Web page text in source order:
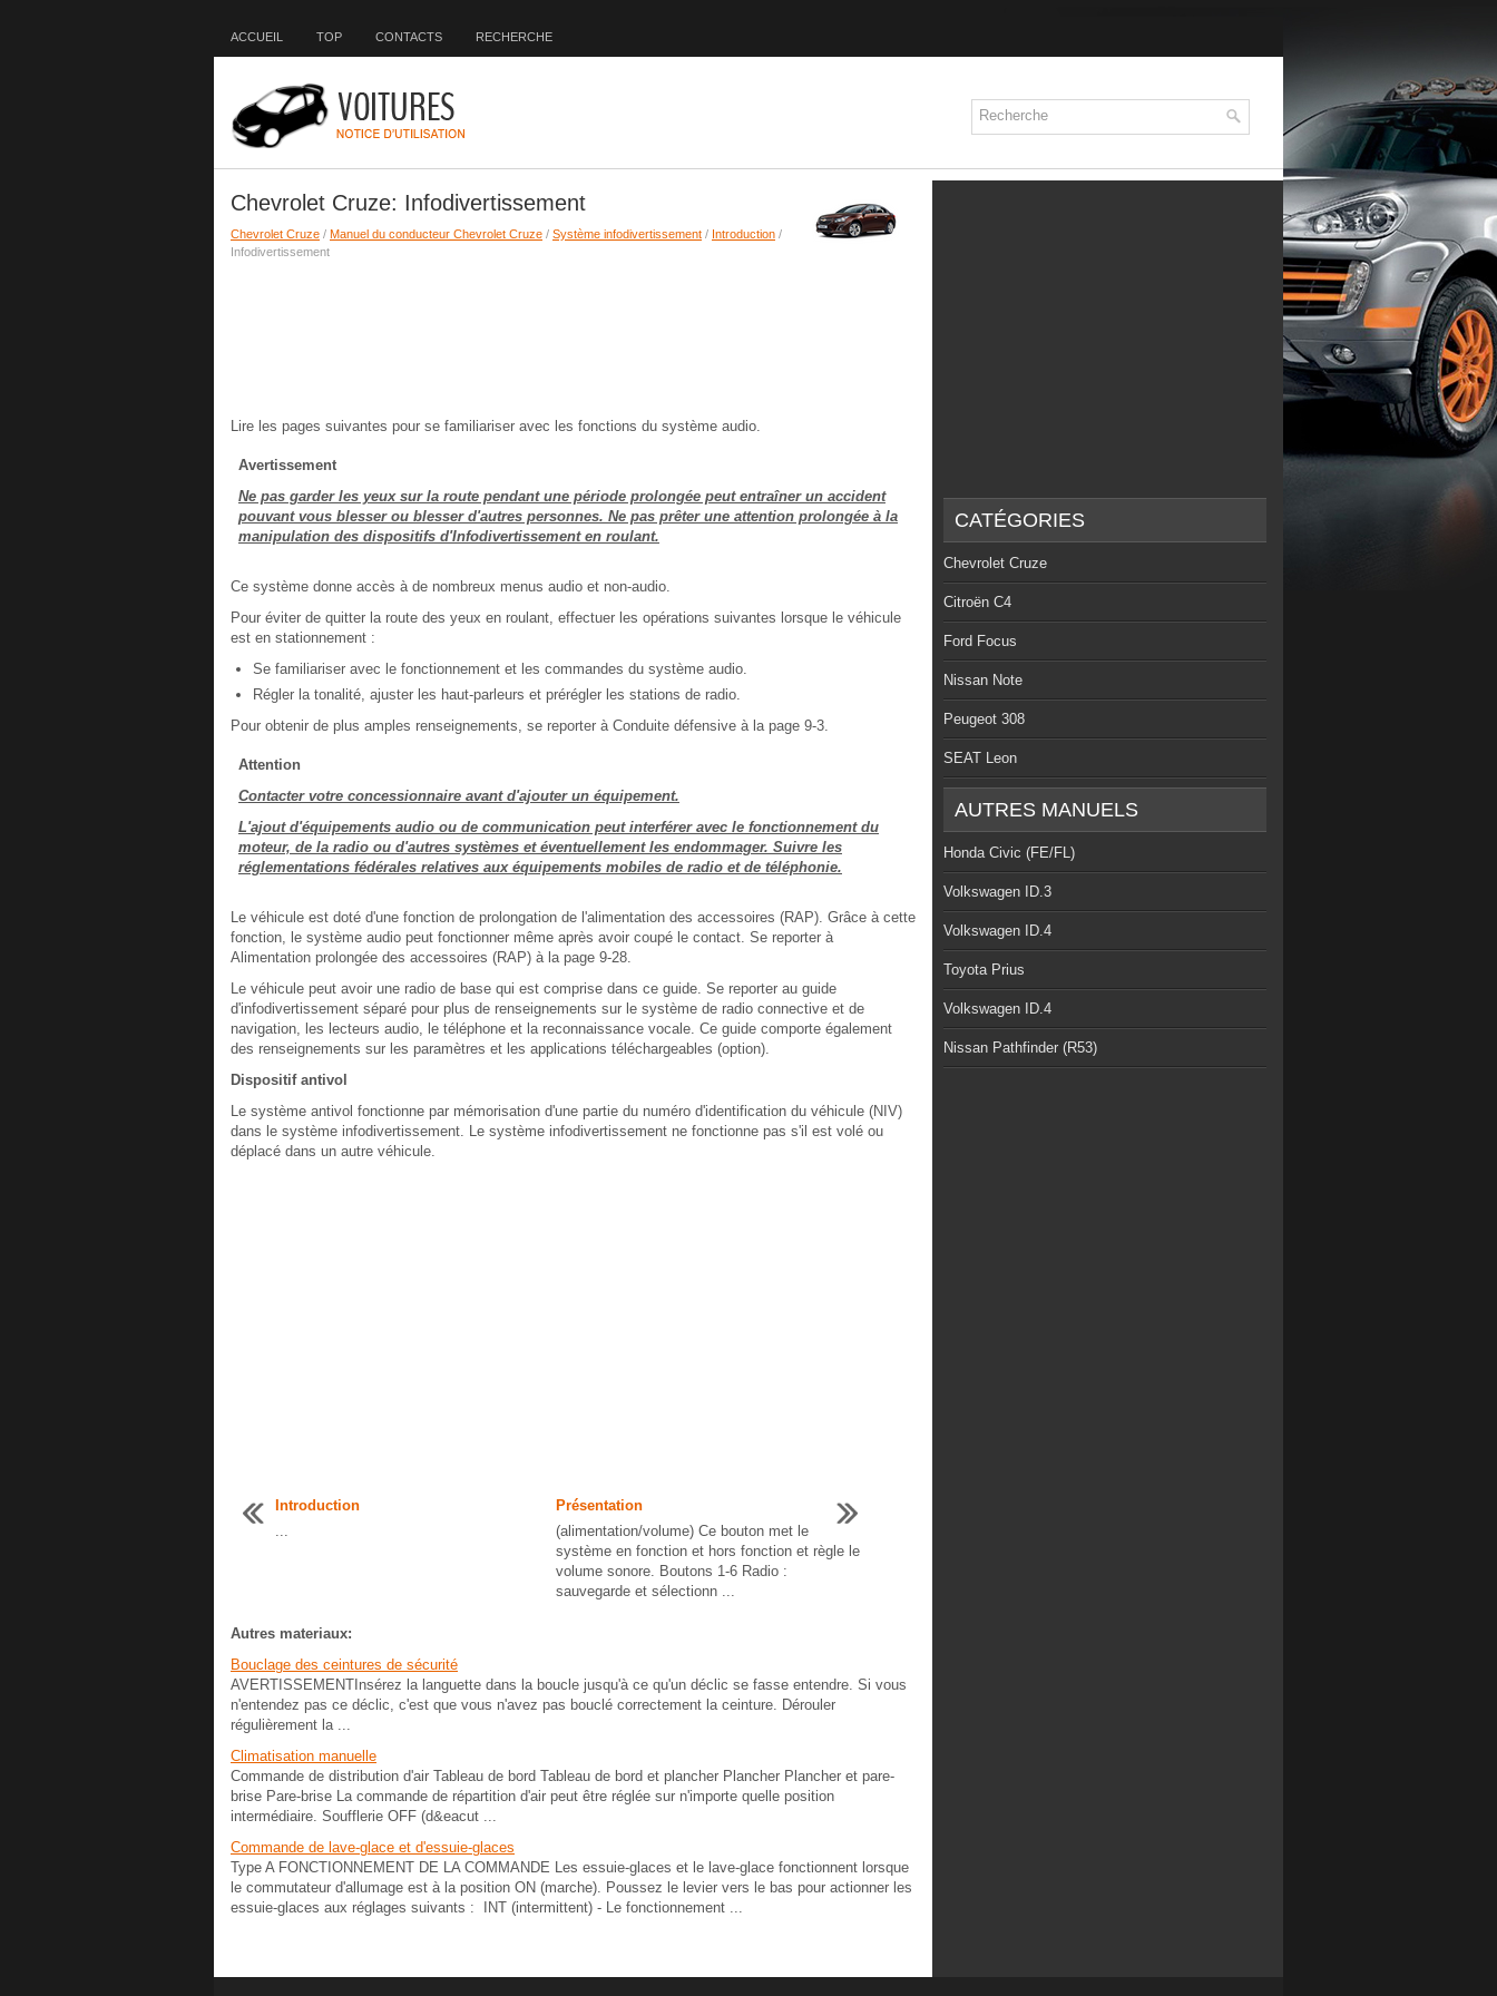
ACCUEIL TOP CONTACTS RECHERCHE
Chevrolet Cruze: Infodivertissement
Chevrolet Cruze / Manuel du conducteur Chevrolet Cruze / Système infodivertissement / Introduction /
Infodivertissement
Lire les pages suivantes pour se familiariser avec les fonctions du système audio.
Avertissement
Ne pas garder les yeux sur la route pendant une période prolongée peut entraîner un accident
pouvant vous blesser ou blesser d'autres personnes. Ne pas prêter une attention prolongée à la
manipulation des dispositifs d'Infodivertissement en roulant.
Ce système donne accès à de nombreux menus audio et non-audio.
Pour éviter de quitter la route des yeux en roulant, effectuer les opérations suivantes lorsque le véhicule
est en stationnement :
Se familiariser avec le fonctionnement et les commandes du système audio.
Régler la tonalité, ajuster les haut-parleurs et prérégler les stations de radio.
Pour obtenir de plus amples renseignements, se reporter à Conduite défensive à la page 9-3.
Attention
Contacter votre concessionnaire avant d'ajouter un équipement.
L'ajout d'équipements audio ou de communication peut interférer avec le fonctionnement du
moteur, de la radio ou d'autres systèmes et éventuellement les endommager. Suivre les
réglementations fédérales relatives aux équipements mobiles de radio et de téléphonie.
Le véhicule est doté d'une fonction de prolongation de l'alimentation des accessoires (RAP). Grâce à cette
fonction, le système audio peut fonctionner même après avoir coupé le contact. Se reporter à
Alimentation prolongée des accessoires (RAP) à la page 9-28.
Le véhicule peut avoir une radio de base qui est comprise dans ce guide. Se reporter au guide
d'infodivertissement séparé pour plus de renseignements sur le système de radio connective et de
navigation, les lecteurs audio, le téléphone et la reconnaissance vocale. Ce guide comporte également
des renseignements sur les paramètres et les applications téléchargeables (option).
Dispositif antivol
Le système antivol fonctionne par mémorisation d'une partie du numéro d'identification du véhicule (NIV)
dans le système infodivertissement. Le système infodivertissement ne fonctionne pas s'il est volé ou
déplacé dans un autre véhicule.
Introduction
...
Présentation
(alimentation/volume) Ce bouton met le
système en fonction et hors fonction et règle le
volume sonore. Boutons 1-6 Radio :
sauvegarde et sélectionn ...
Autres materiaux:
Bouclage des ceintures de sécurité
AVERTISSEMENTInsérez la languette dans la boucle jusqu'à ce qu'un déclic se fasse entendre. Si vous
n'entendez pas ce déclic, c'est que vous n'avez pas bouclé correctement la ceinture. Dérouler
régulièrement la ...
Climatisation manuelle
Commande de distribution d'air Tableau de bord Tableau de bord et plancher Plancher Plancher et pare-
brise Pare-brise La commande de répartition d'air peut être réglée sur n'importe quelle position
intermédiaire. Soufflerie OFF (d&eacut ...
Commande de lave-glace et d'essuie-glaces
Type A FONCTIONNEMENT DE LA COMMANDE Les essuie-glaces et le lave-glace fonctionnent lorsque
le commutateur d'allumage est à la position ON (marche). Poussez le levier vers le bas pour actionner les
essuie-glaces aux réglages suivants : INT (intermittent) - Le fonctionnement ...
CATÉGORIES
Chevrolet Cruze
Citroën C4
Ford Focus
Nissan Note
Peugeot 308
SEAT Leon
AUTRES MANUELS
Honda Civic (FE/FL)
Volkswagen ID.3
Volkswagen ID.4
Toyota Prius
Volkswagen ID.4
Nissan Pathfinder (R53)